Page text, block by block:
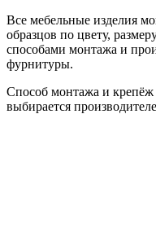
Все мебельные изделия
образцов по цвету,
способами монтажа и
фурнитуры.
Способ монтажа и крепёж
выбирается